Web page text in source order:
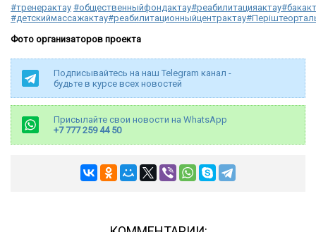
#тренерактау #общественныйфондактау#реабилитацияактау
#детскиймассажактау#реабилитационныйцентрактау
Фото организаторов проекта
Подписывайтесь на наш Telegram канал -
будьте в курсе всех новостей
Присылайте свои новости на WhatsApp
+7 777 259 44 50